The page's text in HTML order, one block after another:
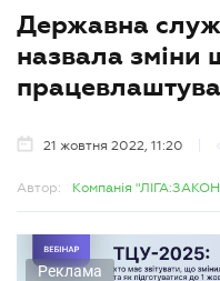
Державна
назвала зміни
21 жовтня 2022, 11:20
Автор: Компанія
Реклама